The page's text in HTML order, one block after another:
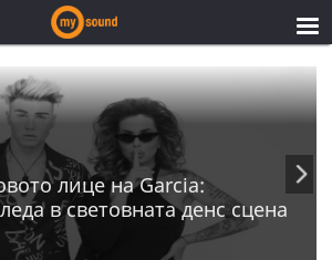
лице на Garcia:
в световната денс сцена